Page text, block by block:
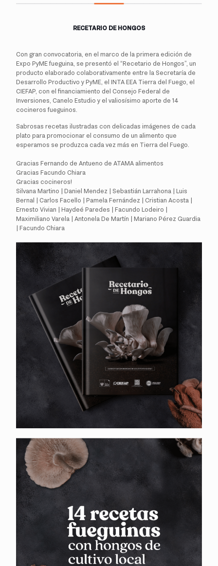
RECETARIO DE HONGOS
Con gran convocatoria, en el marco de la primera edición de
Expo PyME fueguina, se presentó el “Recetario de Hongos”, un
producto elaborado colaborativamente entre la Secretaría de
Desarrollo Productivo y PyME, el INTA EEA Tierra del Fuego, el
CIEFAP, con el financiamiento del Consejo Federal de
Inversiones, Canelo Estudio y el valiosísimo aporte de 14
cocineros fueguinos.
Sabrosas recetas ilustradas con delicadas imágenes de cada
plato para promocionar el consumo de un alimento que
esperamos se produzca cada vez más en Tierra del Fuego.
Gracias Fernando de Antueno de ATAMA alimentos
Gracias Facundo Chiara
Gracias cocineros!
Silvana Martino | Daniel Mendez | Sebastián Larrahona | Luis
Bernal | Carlos Facello | Pamela Fernández | Cristian Acosta |
Ernesto Vivian | Haydeé Paredes | Facundo Lodeiro |
Maximiliano Varela | Antonela De Martín | Mariano Pérez Guardia
| Facundo Chiara